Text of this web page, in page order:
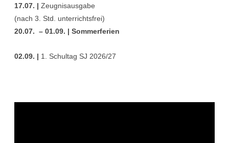
17.07. | Zeugnisausgabe
(nach 3. Std. unterrichtsfrei)
20.07. – 01.09. | Sommerferien
02.09. | 1. Schultag SJ 2026/27